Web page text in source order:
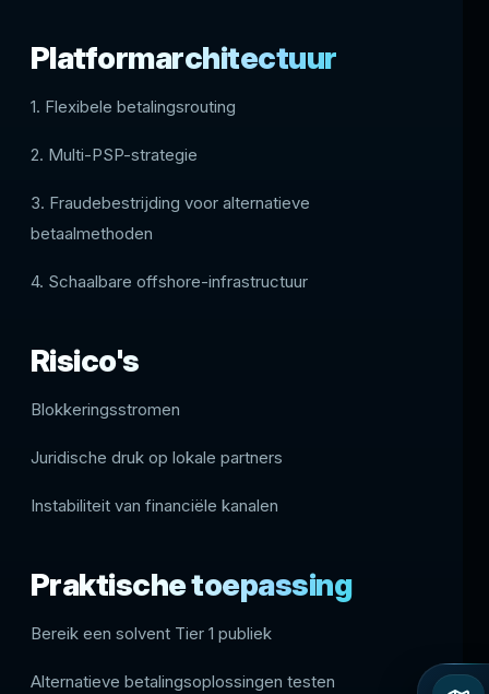
Platformarchitectuur
1. Flexibele betalingsrouting
2. Multi-PSP-strategie
3. Fraudebestrijding voor alternatieve
betaalmethoden
4. Schaalbare offshore-infrastructuur
Risico's
Blokkeringsstromen
Juridische druk op lokale partners
Instabiliteit van financiële kanalen
Praktische toepassing
Bereik een solvent Tier 1 publiek
Alternatieve betalingsoplossingen testen